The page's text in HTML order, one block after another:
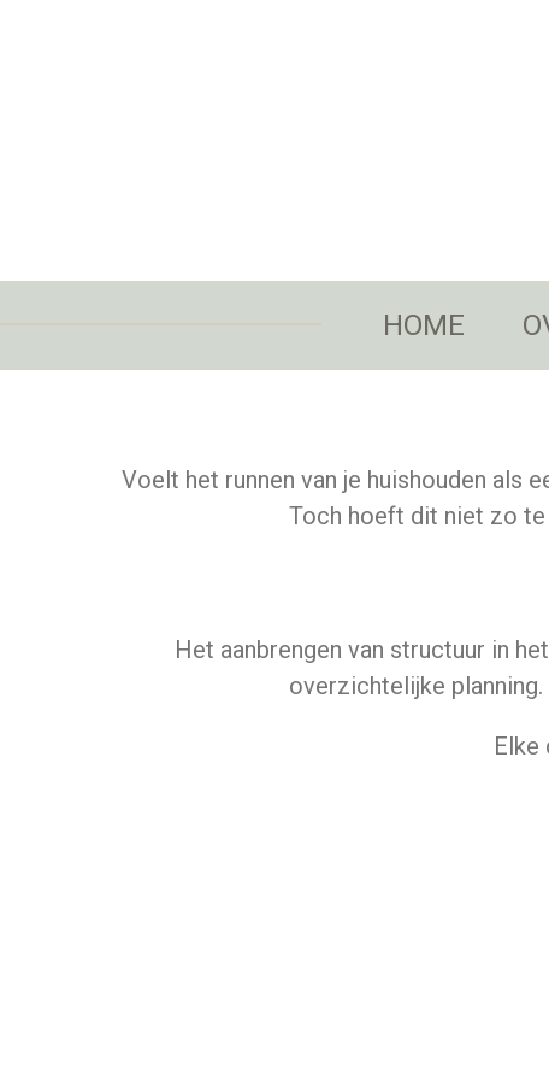
HOME
Voelt het runnen van je huishouden als
Toch hoeft dit niet zo te
Het aanbrengen van structuur in
overzichtelijke
Elke